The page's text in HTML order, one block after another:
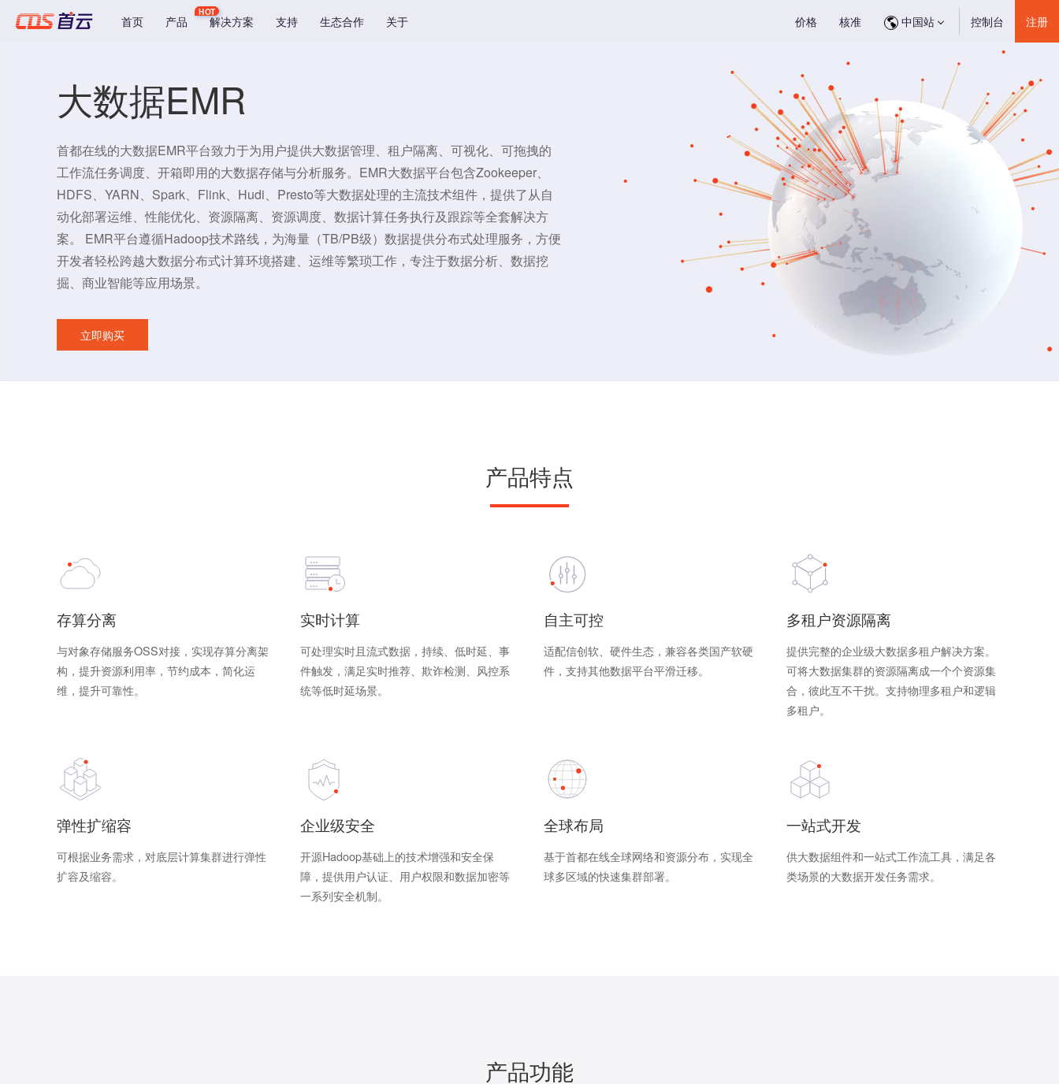
首页 产品 解决方案
HOT
支持 生态合作 关于 注册
控制台
中国站
核准
价格
大数据EMR
首都在线的大数据EMR平台致力于为用户提供大数据管理、租户隔离、可视化、可拖拽的
工作流任务调度、开箱即用的大数据存储与分析服务。EMR大数据平台包含Zookeeper、
HDFS、YARN、Spark、Flink、Hudi、Presto等大数据处理的主流技术组件，提供了从自
动化部署运维、性能优化、资源隔离、资源调度、数据计算任务执行及跟踪等全套解决方
案。 EMR平台遵循Hadoop技术路线，为海量（TB/PB级）数据提供分布式处理服务，方便
开发者轻松跨越大数据分布式计算环境搭建、运维等繁琐工作，专注于数据分析、数据挖
掘、商业智能等应用场景。
立即购买
产品特点
存算分离
与对象存储服务OSS对接，实现存算分离架
构，提升资源利用率，节约成本，简化运
维，提升可靠性。
实时计算
可处理实时且流式数据，持续、低时延、事
件触发，满足实时推荐、欺诈检测、风控系
统等低时延场景。
自主可控
适配信创软、硬件生态，兼容各类国产软硬
件，支持其他数据平台平滑迁移。
多租户资源隔离
提供完整的企业级大数据多租户解决方案。
可将大数据集群的资源隔离成一个个资源集
合，彼此互不干扰。支持物理多租户和逻辑
多租户。
弹性扩缩容
可根据业务需求，对底层计算集群进行弹性
扩容及缩容。
企业级安全
开源Hadoop基础上的技术增强和安全保
障，提供用户认证、用户权限和数据加密等
一系列安全机制。
全球布局
基于首都在线全球网络和资源分布，实现全
球多区域的快速集群部署。
一站式开发
供大数据组件和一站式工作流工具，满足各
类场景的大数据开发任务需求。
产品功能